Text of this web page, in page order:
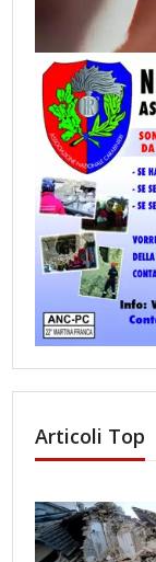
Articoli Top